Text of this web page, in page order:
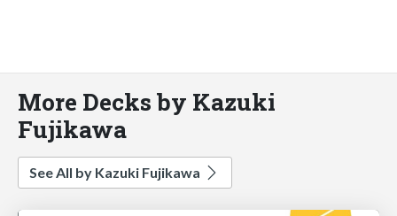
More Decks by Kazuki
Fujikawa
See All by Kazuki Fujikawa